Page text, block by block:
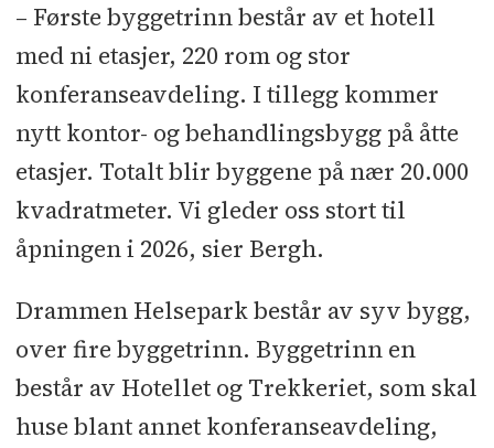
– Første byggetrinn består av et hotell
med ni etasjer, 220 rom og stor
konferanseavdeling. I tillegg kommer
nytt kontor- og behandlingsbygg på åtte
etasjer. Totalt blir byggene på nær 20.000
kvadratmeter. Vi gleder oss stort til
åpningen i 2026, sier Bergh.
Drammen Helsepark består av syv bygg,
over fire byggetrinn. Byggetrinn en
består av Hotellet og Trekkeriet, som skal
huse blant annet konferanseavdeling,